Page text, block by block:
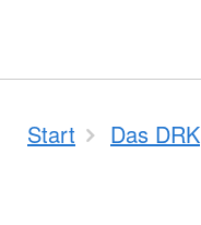
Start Das DRK